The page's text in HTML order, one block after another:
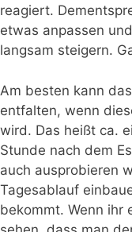
reagiert.
etwas anpassen
langsam steigern.
Am besten kann
entfalten, wenn
wird. Das heißt ca.
Stunde nach dem
auch ausprobieren
Tagesablauf
bekommt. Wenn ihr